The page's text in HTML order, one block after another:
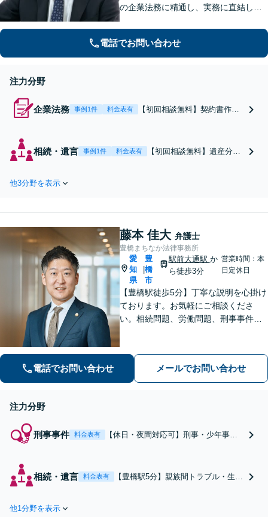
の企業法務に精通し、実務に直結した
査、事業承継まで幅広く対応。【休
日・夜間対応OK】【豊橋駅10分】
電話でお問い合わせ
注力分野
企業法務 事例1件 料金表有
【初回相談無料】契約書作
造業など多業種の企業法務に
精通し、実務に直結した助言
相続・遺言 事例1件 料金表有
【初回相談無料】遺産分
サービスを提供します。不
続もお任せください【休
日・夜間対応OK】【豊橋駅
10分】
他3分野を表示
藤本 佳大 弁護士
豊橋まちなか法律事務所
愛
知
県
|
豊
橋
市
駅前大通駅 か
ら徒歩3分
営業時間：本
日定休日
【豊橋駅徒歩5分】丁寧な説明を心掛け
ております。お気軽にご相談くださ
い。相続問題、労働問題、刑事事件そ
電話でお問い合わせ メールでお問い合わせ
注力分野
刑事事件 料金表有
【休日・夜間対応可】刑事・少年事件
解放、示談交渉など、スピード感のあ
る積極的な弁護活動を行います。お早
相続・遺言 料金表有
【豊橋駅5分】親族間トラブル・生前
他1分野を表示